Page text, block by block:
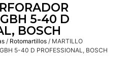
5-40 D
BOSCH
/ Rotomartillos / MARTILLO
5-40 D PROFESSIONAL, BOSCH